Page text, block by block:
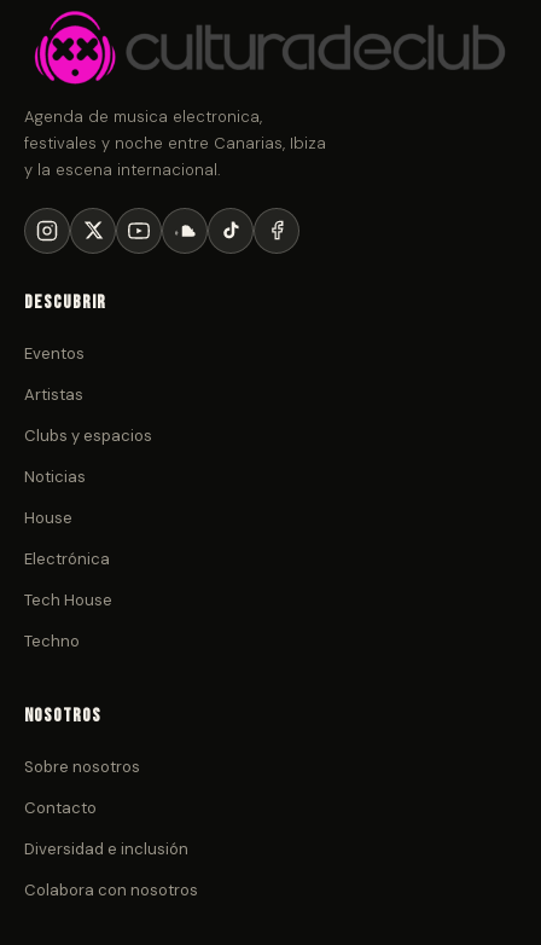
Agenda de musica electronica,
festivales y noche entre Canarias, Ibiza
y la escena internacional.
Descubrir
Eventos
Artistas
Clubs y espacios
Noticias
House
Electrónica
Tech House
Techno
Nosotros
Sobre nosotros
Contacto
Diversidad e inclusión
Colabora con nosotros